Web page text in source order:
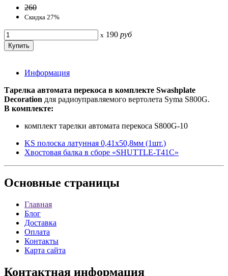
260
Скидка 27%
x 190 руб
Информация
Тарелка автомата перекоса в комплекте Swashplate
Decoration для радиоуправляемого вертолета Syma S800G.
В комплекте:
комплект тарелки автомата перекоса S800G-10
KS полоска латунная 0,41х50,8мм (1шт.)
Хвостовая балка в сборе «SHUTTLE-T41C»
Основные страницы
Главная
Блог
Доставка
Оплата
Контакты
Карта сайта
Контактная информация